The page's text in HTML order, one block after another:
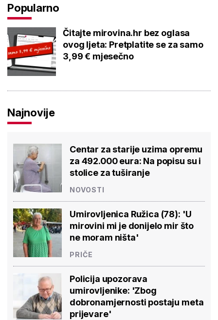
Popularno
Čitajte mirovina.hr bez oglasa
ovog ljeta: Pretplatite se za samo
3,99 € mjesečno
Najnovije
Centar za starije uzima opremu
za 492.000 eura: Na popisu su i
stolice za tuširanje
NOVOSTI
Umirovljenica Ružica (78): 'U
mirovini mi je donijelo mir što
ne moram ništa'
PRIČE
Policija upozorava
umirovljenike: 'Zbog
dobronamjernosti postaju meta
prijevare'